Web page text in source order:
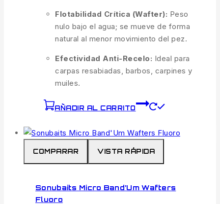
Flotabilidad Crítica (Wafter): Peso
nulo bajo el agua; se mueve de forma
natural al menor movimiento del pez.
Efectividad Anti-Recelo: Ideal para
carpas resabiadas, barbos, carpines y
muiles.
AÑADIR AL CARRITO
COMPARAR VISTA RÁPIDA
Sonubaits Micro Band’Um Wafters
Fluoro